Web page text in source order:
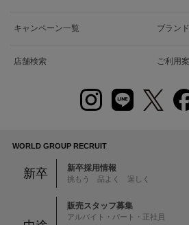
キャンペーン一覧 ブラン
店舗検索 ご利用
WORLD GROUP RECRUIT
新卒 新卒採用情報
挑もう 品よく 逞しく
販売スタッフ募集
アルバイト・パート・正社員